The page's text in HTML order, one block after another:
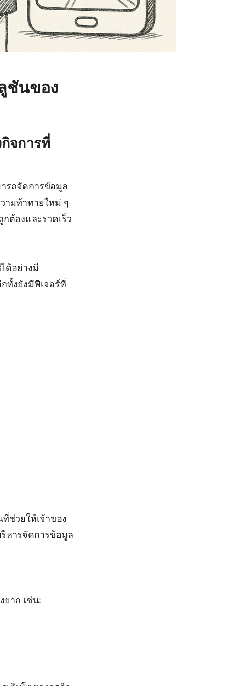
ชันของ
จการที่
รถจัดการข้อมูล
ามท้าทายใหม่ ๆ
ต้องและรวดเร็ว
ด้อย่างมี
ทั้งยังมีฟีเจอร์ที่
ช่วยให้เจ้าของ
หารจัดการข้อมูล
ยาก เช่น: